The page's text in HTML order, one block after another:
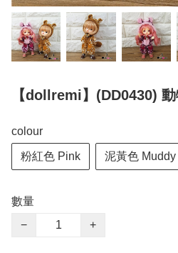
【dollremi】(DD0430)
colour
粉紅色 Pink 泥黃色
數量
−
+